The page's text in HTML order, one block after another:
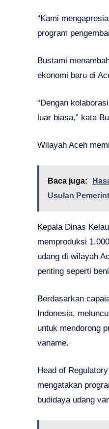
“Kami
program
Bustami
ekonomi baru di
“Dengan
luar biasa,” kata
Wilayah Aceh
Baca juga:
Usulan
Kepala Dinas
memproduksi
udang di wilayah
penting seperti
Berdasarkan
Indonesia,
untuk mendorong
vaname.
Head of
mengatakan
budidaya udang